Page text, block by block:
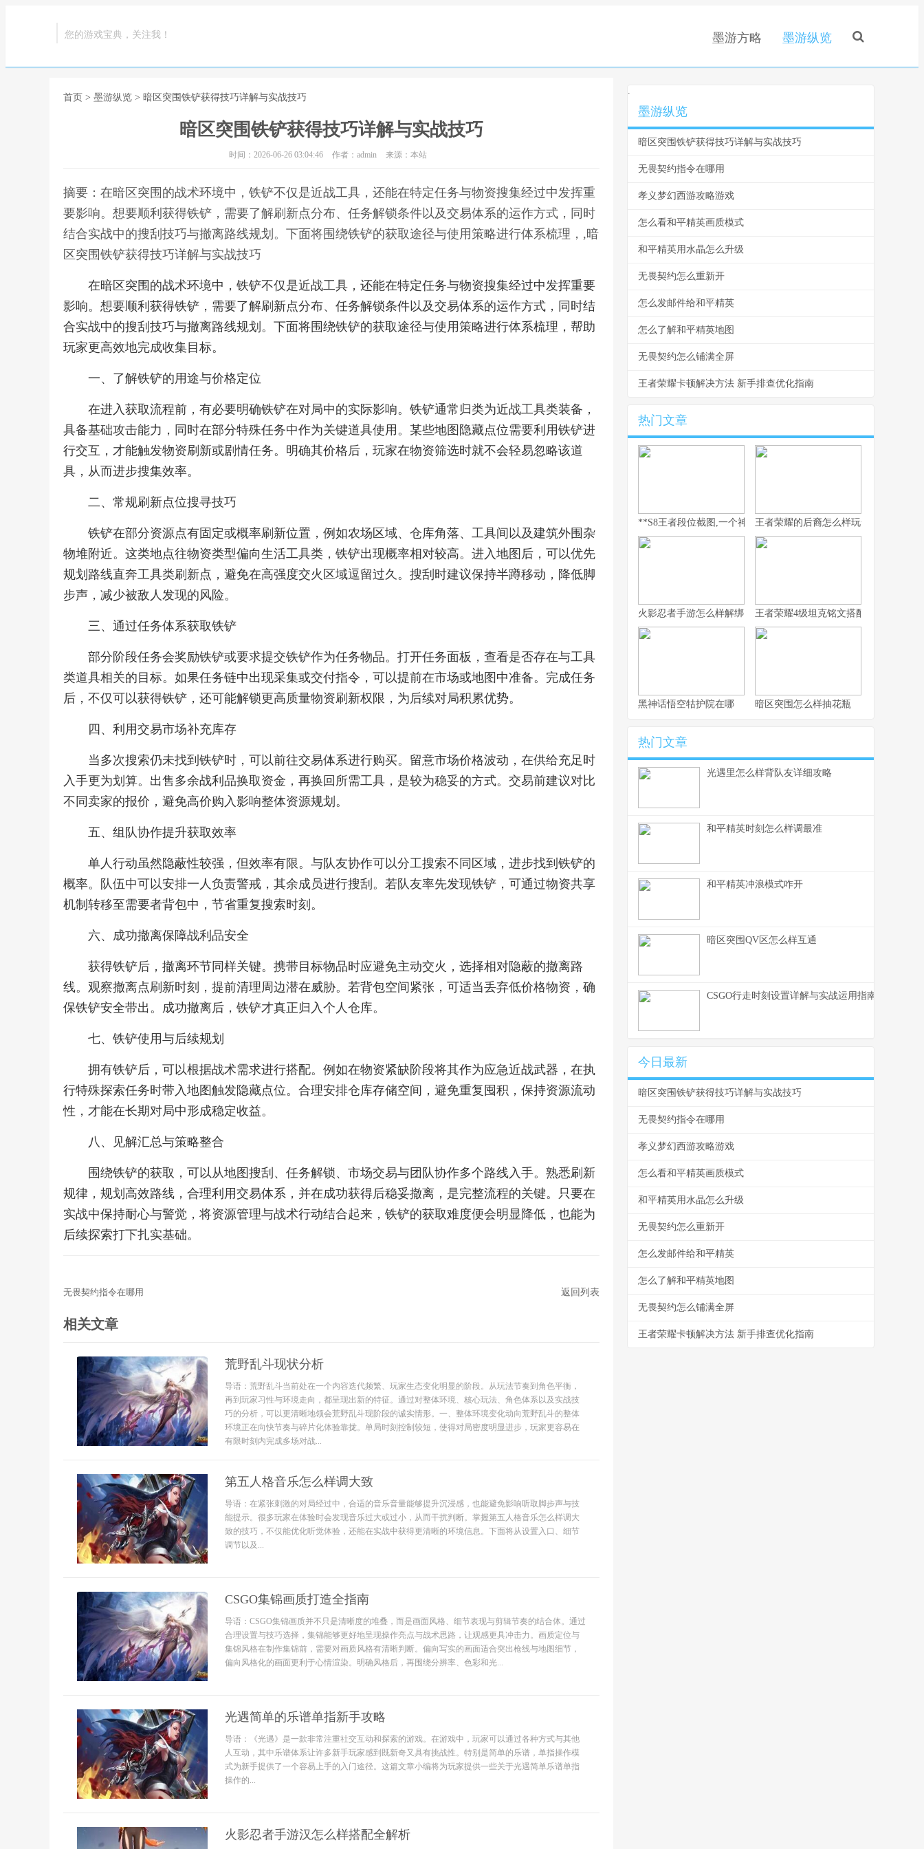
您的游戏宝典，关注我！ 墨游方略 墨游纵览
首页 > 墨游纵览 > 暗区突围铁铲获得技巧详解与实战技巧
暗区突围铁铲获得技巧详解与实战技巧
时间：2026-06-26 03:04:46 作者：admin 来源：本站
摘要：在暗区突围的战术环境中，铁铲不仅是近战工具，还能在特定任务与物资搜集经过中发挥重
要影响。想要顺利获得铁铲，需要了解刷新点分布、任务解锁条件以及交易体系的运作方式，同时
结合实战中的搜刮技巧与撤离路线规划。下面将围绕铁铲的获取途径与使用策略进行体系梳理，,暗
区突围铁铲获得技巧详解与实战技巧
在暗区突围的战术环境中，铁铲不仅是近战工具，还能在特定任务与物资搜集经过中发挥重要
影响。想要顺利获得铁铲，需要了解刷新点分布、任务解锁条件以及交易体系的运作方式，同时结
合实战中的搜刮技巧与撤离路线规划。下面将围绕铁铲的获取途径与使用策略进行体系梳理，帮助
玩家更高效地完成收集目标。
一、了解铁铲的用途与价格定位
在进入获取流程前，有必要明确铁铲在对局中的实际影响。铁铲通常归类为近战工具类装备，
具备基础攻击能力，同时在部分特殊任务中作为关键道具使用。某些地图隐藏点位需要利用铁铲进
行交互，才能触发物资刷新或剧情任务。明确其价格后，玩家在物资筛选时就不会轻易忽略该道
具，从而进步搜集效率。
二、常规刷新点位搜寻技巧
铁铲在部分资源点有固定或概率刷新位置，例如农场区域、仓库角落、工具间以及建筑外围杂
物堆附近。这类地点往物资类型偏向生活工具类，铁铲出现概率相对较高。进入地图后，可以优先
规划路线直奔工具类刷新点，避免在高强度交火区域逗留过久。搜刮时建议保持半蹲移动，降低脚
步声，减少被敌人发现的风险。
三、通过任务体系获取铁铲
部分阶段任务会奖励铁铲或要求提交铁铲作为任务物品。打开任务面板，查看是否存在与工具
类道具相关的目标。如果任务链中出现采集或交付指令，可以提前在市场或地图中准备。完成任务
后，不仅可以获得铁铲，还可能解锁更高质量物资刷新权限，为后续对局积累优势。
四、利用交易市场补充库存
当多次搜索仍未找到铁铲时，可以前往交易体系进行购买。留意市场价格波动，在供给充足时
入手更为划算。出售多余战利品换取资金，再换回所需工具，是较为稳妥的方式。交易前建议对比
不同卖家的报价，避免高价购入影响整体资源规划。
五、组队协作提升获取效率
单人行动虽然隐蔽性较强，但效率有限。与队友协作可以分工搜索不同区域，进步找到铁铲的
概率。队伍中可以安排一人负责警戒，其余成员进行搜刮。若队友率先发现铁铲，可通过物资共享
机制转移至需要者背包中，节省重复搜索时刻。
六、成功撤离保障战利品安全
获得铁铲后，撤离环节同样关键。携带目标物品时应避免主动交火，选择相对隐蔽的撤离路
线。观察撤离点刷新时刻，提前清理周边潜在威胁。若背包空间紧张，可适当丢弃低价格物资，确
保铁铲安全带出。成功撤离后，铁铲才真正归入个人仓库。
七、铁铲使用与后续规划
拥有铁铲后，可以根据战术需求进行搭配。例如在物资紧缺阶段将其作为应急近战武器，在执
行特殊探索任务时带入地图触发隐藏点位。合理安排仓库存储空间，避免重复囤积，保持资源流动
性，才能在长期对局中形成稳定收益。
八、见解汇总与策略整合
围绕铁铲的获取，可以从地图搜刮、任务解锁、市场交易与团队协作多个路线入手。熟悉刷新
规律，规划高效路线，合理利用交易体系，并在成功获得后稳妥撤离，是完整流程的关键。只要在
实战中保持耐心与警觉，将资源管理与战术行动结合起来，铁铲的获取难度便会明显降低，也能为
后续探索打下扎实基础。
无畏契约指令在哪用 返回列表
相关文章
荒野乱斗现状分析
导语：荒野乱斗当前处在一个内容迭代频繁、玩家生态变化明显的阶段。从玩法节奏到角色平衡，
再到玩家习性与环境走向，都呈现出新的特征。通过对整体环境、核心玩法、角色体系以及实战技
巧的分析，可以更清晰地领会荒野乱斗现阶段的诚实情形。一、整体环境变化动向荒野乱斗的整体
环境正在向快节奏与碎片化体验靠拢。单局时刻控制较短，使得对局密度明显进步，玩家更容易在
有限时刻内完成多场对战...
第五人格音乐怎么样调大致
导语：在紧张刺激的对局经过中，合适的音乐音量能够提升沉浸感，也能避免影响听取脚步声与技
能提示。很多玩家在体验时会发现音乐过大或过小，从而干扰判断。掌握第五人格音乐怎么样调大
致的技巧，不仅能优化听觉体验，还能在实战中获得更清晰的环境信息。下面将从设置入口、细节
调节以及...
CSGO集锦画质打造全指南
导语：CSGO集锦画质并不只是清晰度的堆叠，而是画面风格、细节表现与剪辑节奏的结合体。通过
合理设置与技巧选择，集锦能够更好地呈现操作亮点与战术思路，让观感更具冲击力。画质定位与
集锦风格在制作集锦前，需要对画质风格有清晰判断。偏向写实的画面适合突出枪线与地图细节，
偏向风格化的画面更利于心情渲染。明确风格后，再围绕分辨率、色彩和光...
光遇简单的乐谱单指新手攻略
导语：《光遇》是一款非常注重社交互动和探索的游戏。在游戏中，玩家可以通过各种方式与其他
人互动，其中乐谱体系让许多新手玩家感到既新奇又具有挑战性。特别是简单的乐谱，单指操作模
式为新手提供了一个容易上手的入门途径。这篇文章小编将为玩家提供一些关于光遇简单乐谱单指
操作的...
火影忍者手游汉怎么样搭配全解析
.
墨游纵览
暗区突围铁铲获得技巧详解与实战技巧
无畏契约指令在哪用
孝义梦幻西游攻略游戏
怎么看和平精英画质模式
和平精英用水晶怎么升级
无畏契约怎么重新开
怎么发邮件给和平精英
怎么了解和平精英地图
无畏契约怎么铺满全屏
王者荣耀卡顿解决方法 新手排查优化指南
热门文章
**S8王者段位截图,一个神话的永恒见证**王者荣耀的后裔怎么样玩全流程解析
火影忍者手游怎么样解绑 王者荣耀4级坦克铭文搭配与实战思路
黑神话悟空牯护院在哪 暗区突围怎么样抽花瓶
热门文章
光遇里怎么样背队友详细攻略
和平精英时刻怎么样调最准
和平精英冲浪模式咋开
暗区突围QV区怎么样互通
CSGO行走时刻设置详解与实战运用指南
今日最新
暗区突围铁铲获得技巧详解与实战技巧
无畏契约指令在哪用
孝义梦幻西游攻略游戏
怎么看和平精英画质模式
和平精英用水晶怎么升级
无畏契约怎么重新开
怎么发邮件给和平精英
怎么了解和平精英地图
无畏契约怎么铺满全屏
王者荣耀卡顿解决方法 新手排查优化指南